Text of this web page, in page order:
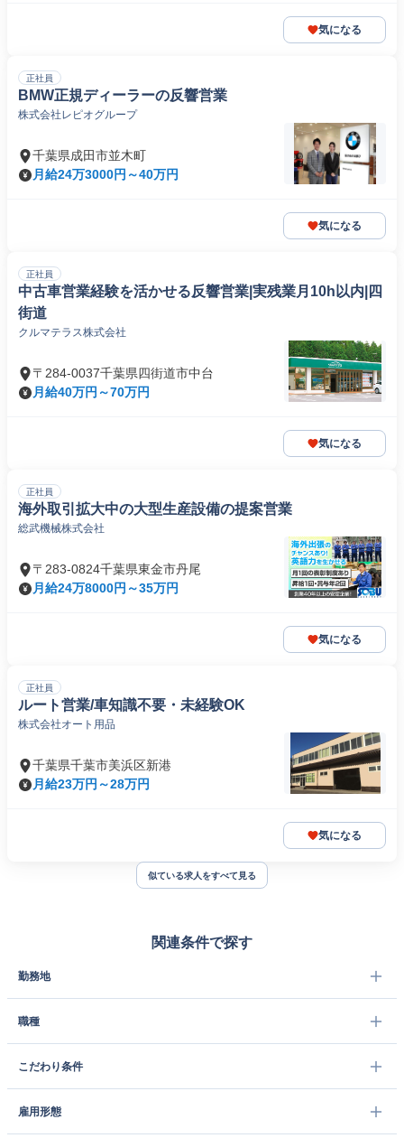
気になる
正社員
BMW正規ディーラーの反響営業
株式会社レピオグループ
千葉県成田市並木町
月給24万3000円～40万円
気になる
正社員
中古車営業経験を活かせる反響営業|実残業月10h以内|四
街道
クルマテラス株式会社
〒284-0037千葉県四街道市中台
月給40万円～70万円
気になる
正社員
海外取引拡大中の大型生産設備の提案営業
総武機械株式会社
〒283-0824千葉県東金市丹尾
月給24万8000円～35万円
気になる
正社員
ルート営業/車知識不要・未経験OK
株式会社オート用品
千葉県千葉市美浜区新港
月給23万円～28万円
気になる
似ている求人をすべて見る
関連条件で探す
勤務地
職種
こだわり条件
雇用形態